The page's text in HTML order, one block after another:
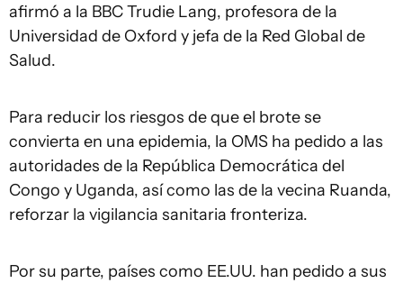
afirmó a la BBC Trudie Lang, profesora de la
Universidad de Oxford y jefa de la Red Global de
Salud.
Para reducir los riesgos de que el brote se
convierta en una epidemia, la OMS ha pedido a las
autoridades de la República Democrática del
Congo y Uganda, así como las de la vecina Ruanda,
reforzar la vigilancia sanitaria fronteriza.
Por su parte, países como EE.UU. han pedido a sus